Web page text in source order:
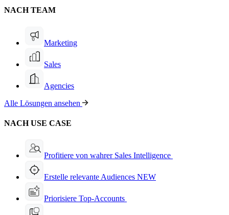
NACH TEAM
Marketing
Sales
Agencies
Alle Lösungen ansehen
NACH USE CASE
Profitiere von wahrer Sales Intelligence
Erstelle relevante Audiences NEW
Priorisiere Top-Accounts